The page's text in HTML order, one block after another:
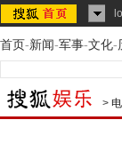
首页-新闻-军事-文化-
>